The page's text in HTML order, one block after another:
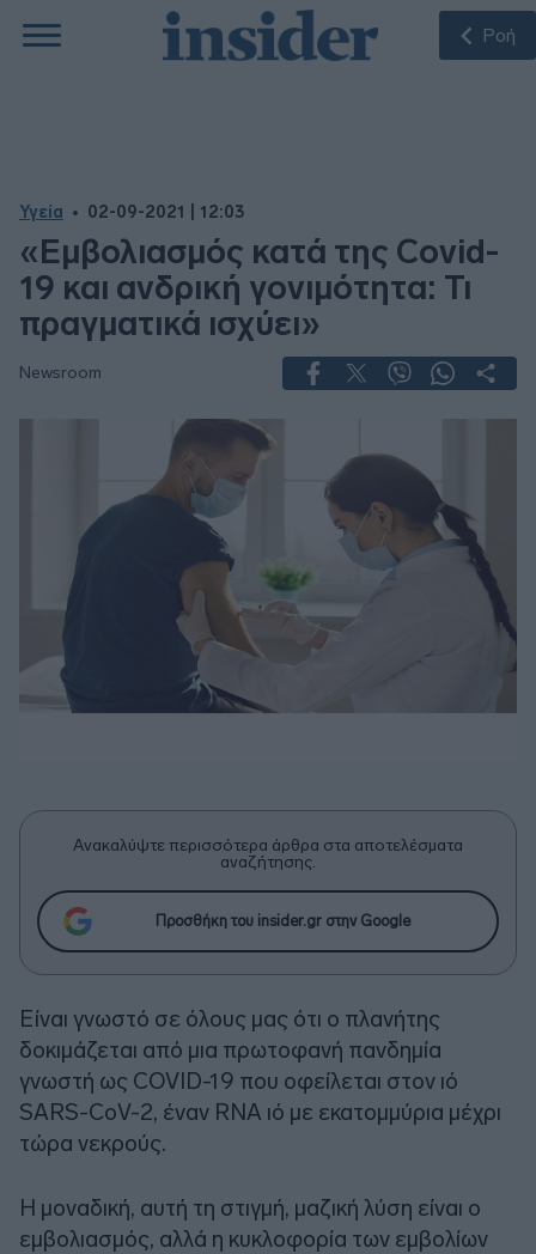
Ροή
Υγεία 02-09-2021 | 12:03
«Εμβολιασμός κατά της Covid-
19 και ανδρική γονιμότητα: Τι
πραγματικά ισχύει»
Newsroom
Ανακαλύψτε περισσότερα άρθρα στα αποτελέσματα
αναζήτησης.
Προσθήκη του insider.gr στην Google
Είναι γνωστό σε όλους μας ότι ο πλανήτης
δοκιμάζεται από μια πρωτοφανή πανδημία
γνωστή ως COVID-19 που οφείλεται στον ιό
SARS-CοV-2, έναν RNA ιό με εκατομμύρια μέχρι
τώρα νεκρούς.
Η μοναδική, αυτή τη στιγμή, μαζική λύση είναι ο
εμβολιασμός, αλλά η κυκλοφορία των εμβολίων